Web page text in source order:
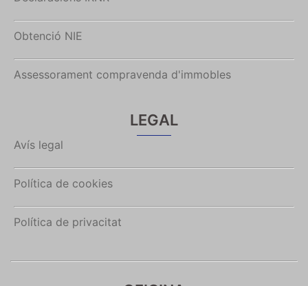
Obtenció NIE
Assessorament compravenda d'immobles
LEGAL
Avís legal
Política de cookies
Política de privacitat